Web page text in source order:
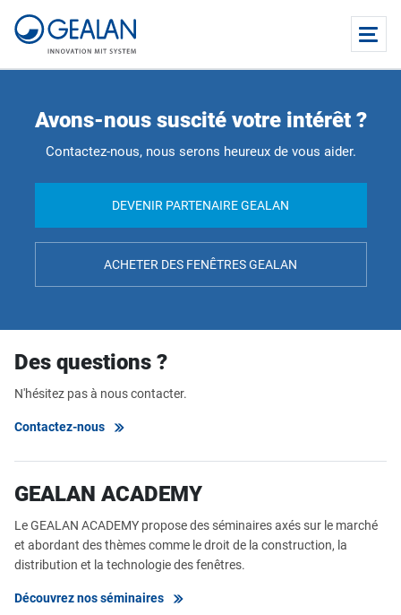
Avons-nous suscité votre intérêt ?
Contactez-nous, nous serons heureux de vous aider.
DEVENIR PARTENAIRE GEALAN
ACHETER DES FENÊTRES GEALAN
Des questions ?
N'hésitez pas à nous contacter.
Contactez-nous
GEALAN ACADEMY
Le GEALAN ACADEMY propose des séminaires axés sur le marché
et abordant des thèmes comme le droit de la construction, la
distribution et la technologie des fenêtres.
Découvrez nos séminaires